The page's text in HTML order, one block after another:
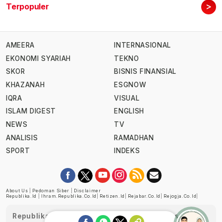
Terpopuler >
AMEERA
EKONOMI SYARIAH
SKOR
KHAZANAH
IQRA
ISLAM DIGEST
NEWS
ANALISIS
SPORT
INTERNASIONAL
TEKNO
BISNIS FINANSIAL
ESGNOW
VISUAL
ENGLISH
TV
RAMADHAN
INDEKS
About Us Pedoman Siber
Disclaimer
Republika.id
Ihram.republika.co.id Retizen.id Rejabar.co.id Rejogja.co.id
Republika telah diverifikasi oleh Dewan Pers